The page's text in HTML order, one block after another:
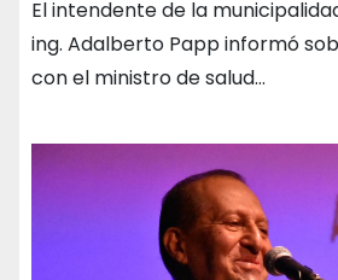
El intendente de la
ing. Adalberto Papp informó
con el ministro de salud…